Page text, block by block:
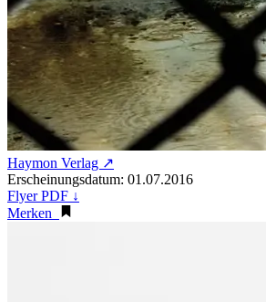
Haymon Verlag ↗
Erscheinungsdatum: 01.07.2016
Flyer PDF ↓
Merken